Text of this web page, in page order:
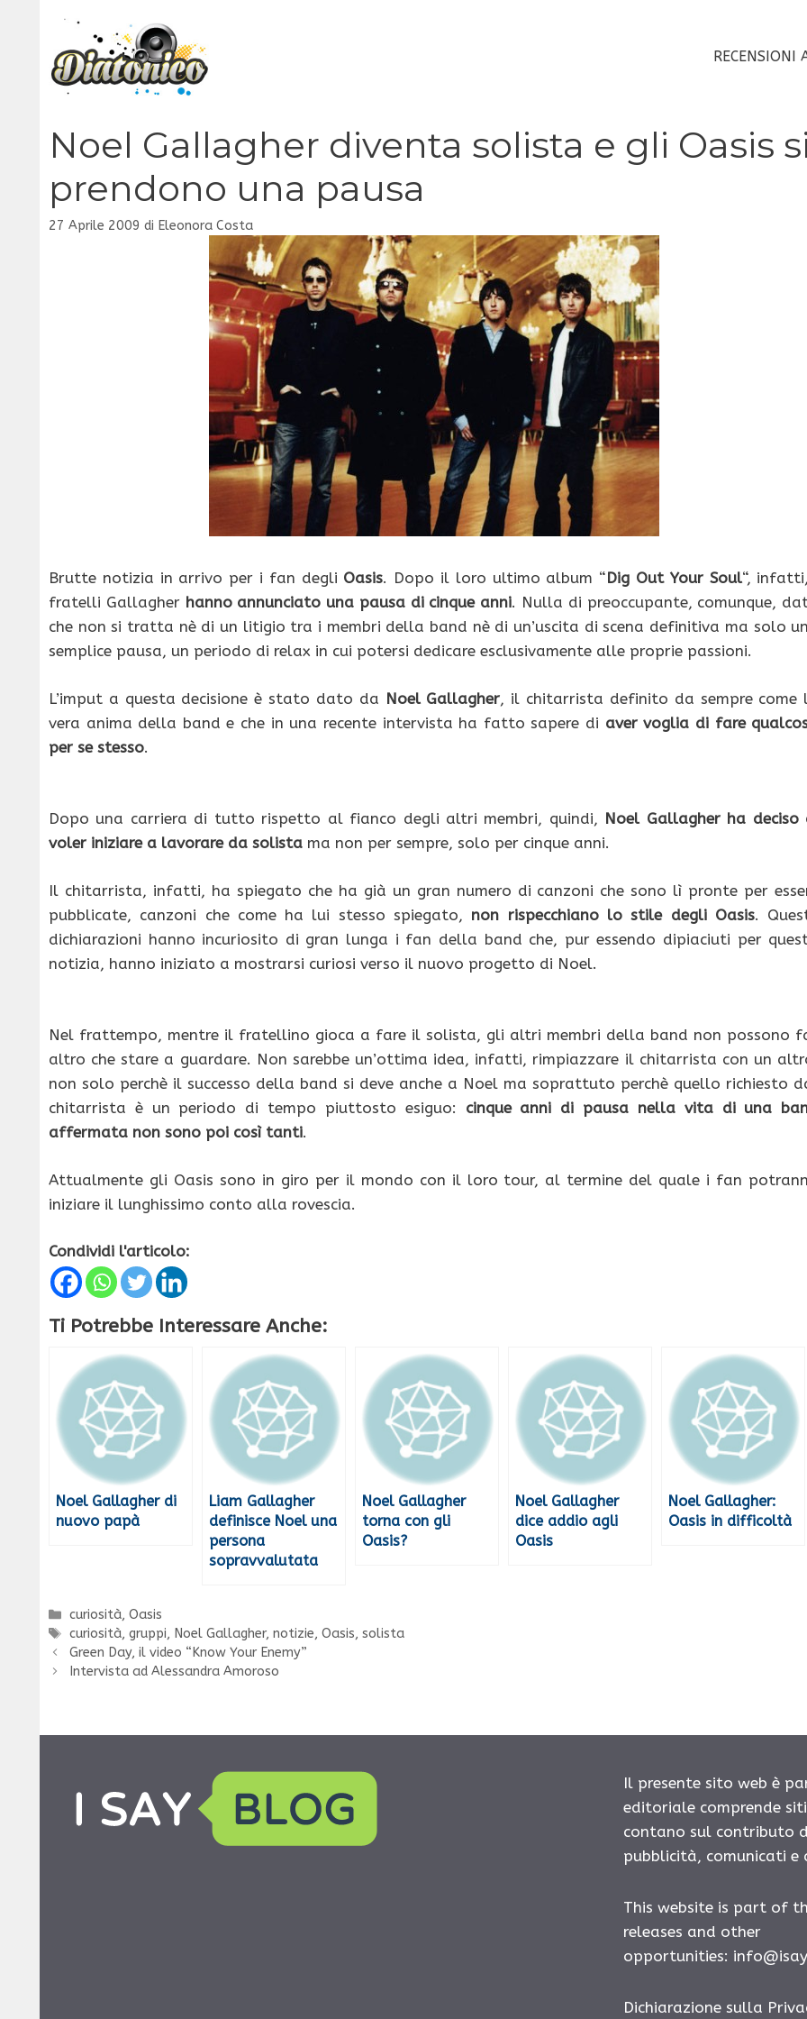
contenuto
RECENSIONI
Noel Gallagher diventa solista e gli Oasis si
prendono una pausa
27 Aprile 2009 di Eleonora Costa
Brutte notizia in arrivo per i fan degli Oasis. Dopo il loro ultimo album “Dig Out Your Soul“,
fratelli Gallagher hanno annunciato una pausa di cinque anni. Nulla di preoccupante, comunque,
che non si tratta nè di un litigio tra i membri della band nè di un’uscita di scena definitiva ma solo
semplice pausa, un periodo di relax in cui potersi dedicare esclusivamente alle proprie passioni.
L’imput a questa decisione è stato dato da Noel Gallagher, il chitarrista definito da sempre come
vera anima della band e che in una recente intervista ha fatto sapere di aver voglia di fare
per se stesso.
Dopo una carriera di tutto rispetto al fianco degli altri membri, quindi, Noel Gallagher ha deciso
voler iniziare a lavorare da solista ma non per sempre, solo per cinque anni.
Il chitarrista, infatti, ha spiegato che ha già un gran numero di canzoni che sono lì pronte per
pubblicate, canzoni che come ha lui stesso spiegato, non rispecchiano lo stile degli Oasis.
dichiarazioni hanno incuriosito di gran lunga i fan della band che, pur essendo dipiaciuti per
notizia, hanno iniziato a mostrarsi curiosi verso il nuovo progetto di Noel.
Nel frattempo, mentre il fratellino gioca a fare il solista, gli altri membri della band non possono
altro che stare a guardare. Non sarebbe un’ottima idea, infatti, rimpiazzare il chitarrista con un
non solo perchè il successo della band si deve anche a Noel ma soprattuto perchè quello richiesto
chitarrista è un periodo di tempo piuttosto esiguo: cinque anni di pausa nella vita di una
affermata non sono poi così tanti.
Attualmente gli Oasis sono in giro per il mondo con il loro tour, al termine del quale i fan
iniziare il lunghissimo conto alla rovescia.
Condividi l'articolo:
Ti Potrebbe Interessare Anche:
Noel Gallagher di
nuovo papà
Liam Gallagher
definisce Noel una
persona
sopravvalutata
Noel Gallagher
torna con gli
Oasis?
Noel Gallagher
dice addio agli
Oasis
Noel Gallagher:
Oasis in difficoltà
Categorie
curiosità,Oasis
Tag
curiosità,gruppi, Noel Gallagher,notizie,Oasis,solista
Green Day, il video “Know Your Enemy”
Intervista ad Alessandra Amoroso
Il presente sito web è
editoriale comprende
contano sul contributo
pubblicità, comunicati e
This website is part of
releases and other
opportunities:
Dichiarazione sulla